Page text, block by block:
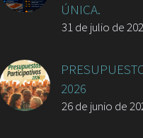
ÚNICA.
31 de julio de
2026
26 de junio de